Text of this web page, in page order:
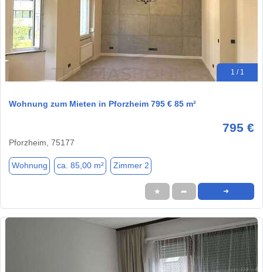
1 / 1
Wohnung zum Mieten in Pforzheim 795 € 85 m²
795 €
Pforzheim, 75177
Wohnung ca. 85,00 m² Zimmer 2
★ ➦ ➜